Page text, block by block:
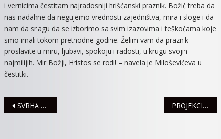
i vernicima čestitam najradosniji hrišćanski praznik. Božić treba da
nas nadahne da negujemo vrednosti zajedništva, mira i sloge i da
nam da snagu da se izborimo sa svim izazovima i teškoćama koje
smo imali tokom prethodne godine. Želim vam da praznik
proslavite u miru, ljubavi, spokoju i radosti, u krugu svojih
najmilijih. Mir Božji, Hristos se rodi! – navela je Miloševićeva u
čestitki.
Navigacija
SVRHA DIJALOGA JE DA SVI GRAĐANI BUDU POTPUNO INFORMISANI O REFERENDUMU PROJEKCIJE FILMOVA POČETKOM NAREDNE NEDELJE